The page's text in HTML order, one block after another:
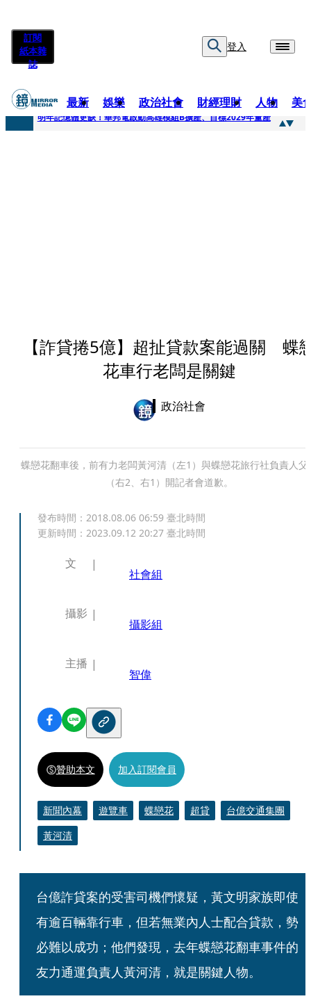
訂閱
紙本雜
誌
登入
最新 娛樂 政治社會 財經理財 人物 美
快訊
明年記憶體更缺！華邦電啟動高雄模組B擴產、目標2029年量產
【詐貸捲5億】超扯貸款案能過關 蝶
花車行老闆是關鍵
政治社會
蝶戀花翻車後，前有力老闆黃河清（左1）與蝶戀花旅行社負責人父
（右2、右1）開記者會道歉。
發布時間： 2018.08.06 06:59 臺北時間
更新時間： 2023.09.12 20:27 臺北時間
文
社會組
攝影
攝影組
主播
智偉
贊助本文 加入訂閱會員
新聞內幕 遊覽車 蝶戀花 超貸
台億交通集團
黃河清
台億詐貸案的受害司機們懷疑，黃文明家族即使
有逾百輛靠行車，但若無業內人士配合貸款，勢
必難以成功；他們發現，去年蝶戀花翻車事件的
友力通運負責人黃河清，就是關鍵人物。